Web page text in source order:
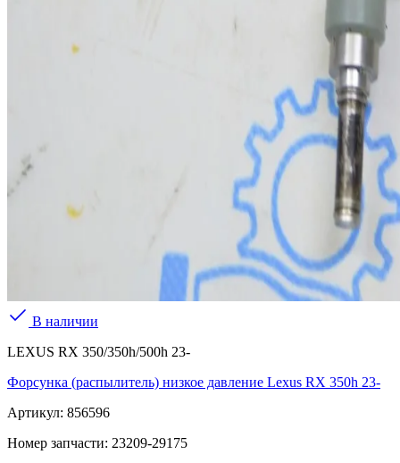
В наличии
LEXUS RX 350/350h/500h 23-
Форсунка (распылитель) низкое давление Lexus RX 350h 23-
Артикул: 856596
Номер запчасти: 23209-29175